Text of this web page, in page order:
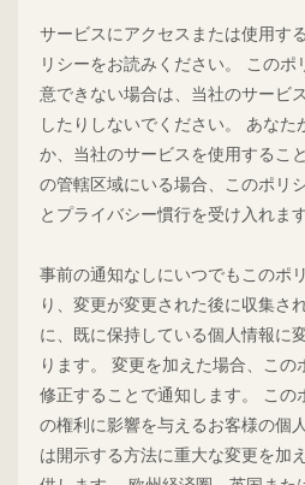
サービスにアクセスまたは使用す
リシーをお読みください。 この
意できない場合は、当社のサービ
したりしないでください。 あなた
か、当社のサービスを使用するこ
の管轄区域にいる場合、このポリ
とプライバシー慣行を受け入れます
事前の通知なしにいつでもこのポ
り、変更が変更された後に収集さ
に、既に保持している個人情報に
ります。 変更を加えた場合、こ
修正することで通知します。 この
の権利に影響を与えるお客様の個
は開示する方法に重大な変更を加